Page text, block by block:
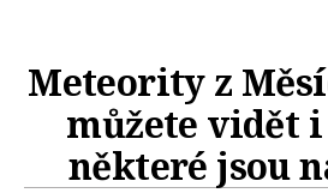
Meteority z
můžete vidět i
některé jsou